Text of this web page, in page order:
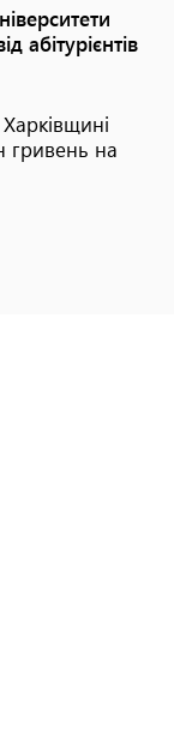
абітурієнтів
гривень на